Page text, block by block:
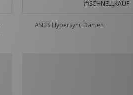
SCHNELLKAUF
ASICS Hypersync Damen